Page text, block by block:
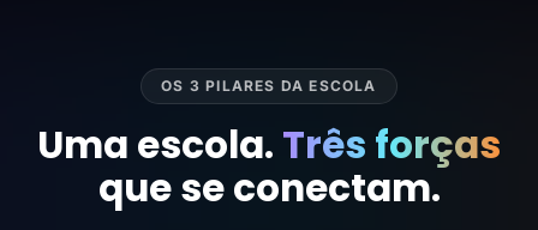
OS 3 PILARES DA ESCOLA
Uma escola. Três forças
que se conectam.